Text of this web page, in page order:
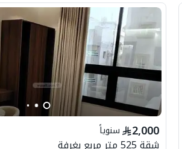
سنوياً 2,000
شقة 525 متر مربع بغرفة